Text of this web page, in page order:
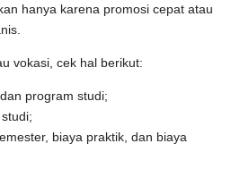
hanya karena promosi cepat atau
vokasi, cek hal berikut:
program studi;
biaya praktik, dan biaya